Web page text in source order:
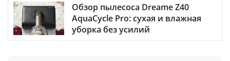
Обзор пылесоса Dreame Z40
AquaCycle Pro: сухая и влажная
уборка без усилий